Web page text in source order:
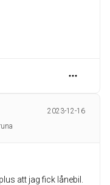
2023-12-16
att jag fick lånebil.